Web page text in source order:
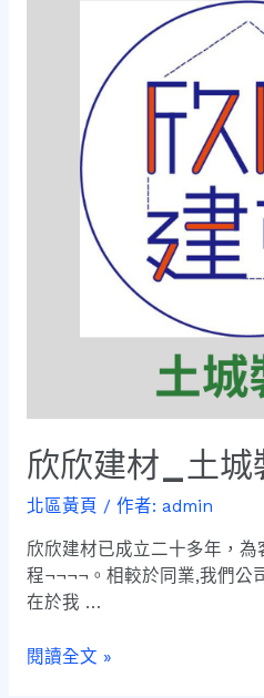
欣欣建材_土城
北區黃頁 / 作者: admin
欣欣建材已成立二十多年，
程¬¬¬¬。相較於同業,我們公
在於我 …
閱讀全文 »